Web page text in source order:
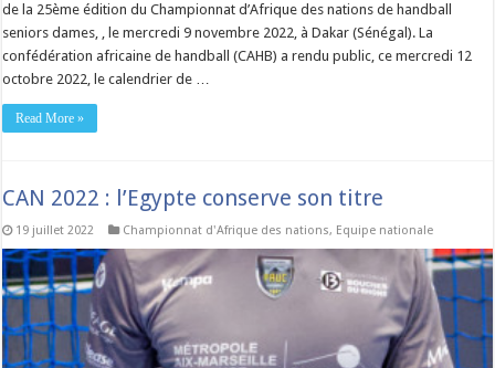
de la 25ème édition du Championnat d’Afrique des nations de handball
seniors dames, , le mercredi 9 novembre 2022, à Dakar (Sénégal). La
confédération africaine de handball (CAHB) a rendu public, ce mercredi 12
octobre 2022, le calendrier de …
Read More »
CAN 2022 : l’Egypte conserve son titre
19 juillet 2022 Championnat d'Afrique des nations, Equipe nationale